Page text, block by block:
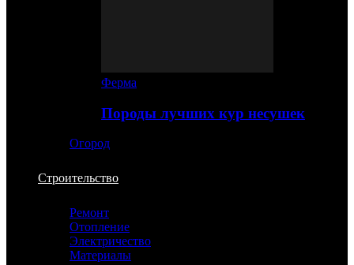
Ферма
Породы лучших кур несушек
Огород
Строительство
Ремонт
Отопление
Электричество
Материалы